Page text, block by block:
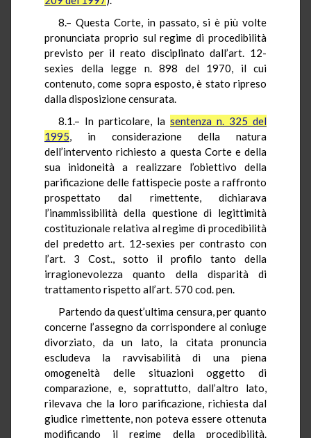
8.– Questa Corte, in passato, si è più volte
pronunciata proprio sul regime di procedibilità
previsto per il reato disciplinato dall’art. 12-
sexies della legge n. 898 del 1970, il cui
contenuto, come sopra esposto, è stato ripreso
dalla disposizione censurata.
8.1.– In particolare, la sentenza n. 325 del
1995, in considerazione della natura
dell’intervento richiesto a questa Corte e della
sua inidoneità a realizzare l’obiettivo della
parificazione delle fattispecie poste a raffronto
prospettato dal rimettente, dichiarava
l’inammissibilità della questione di legittimità
costituzionale relativa al regime di procedibilità
del predetto art. 12-sexies per contrasto con
l’art. 3 Cost., sotto il profilo tanto della
irragionevolezza quanto della disparità di
trattamento rispetto all’art. 570 cod. pen.
Partendo da quest’ultima censura, per quanto
concerne l’assegno da corrispondere al coniuge
divorziato, da un lato, la citata pronuncia
escludeva la ravvisabilità di una piena
omogeneità delle situazioni oggetto di
comparazione, e, soprattutto, dall’altro lato,
rilevava che la loro parificazione, richiesta dal
giudice rimettente, non poteva essere ottenuta
modificando il regime della procedibilità.